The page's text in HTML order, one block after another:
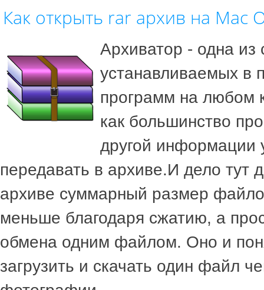
Как открыть rar архив на Mac
Архиватор - одна
устанавливаемых в
программ на любом
как большинство
другой информации
передавать в архиве.И дело тут
архиве суммарный размер
меньше благодаря сжатию, а
обмена одним файлом. Оно и
загрузить и скачать один файл